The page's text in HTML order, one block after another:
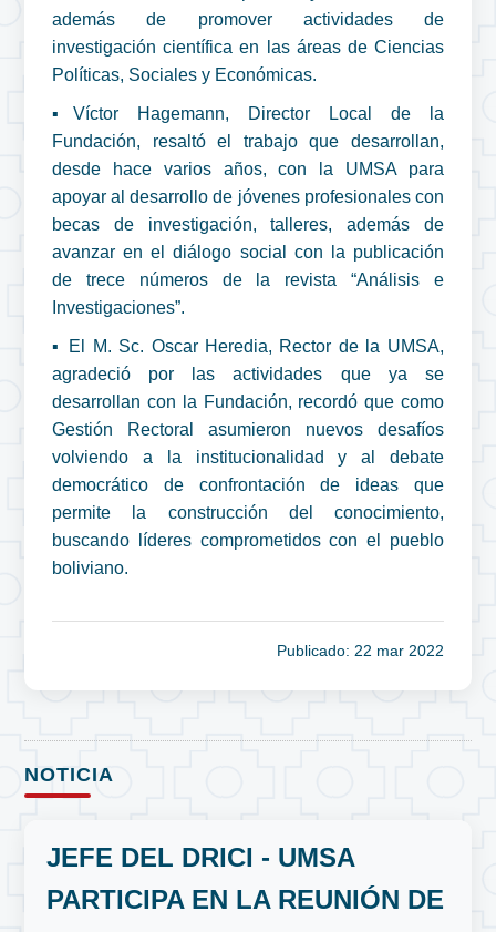
además de promover actividades de
investigación científica en las áreas de Ciencias
Políticas, Sociales y Económicas.
▪️Víctor Hagemann, Director Local de la
Fundación, resaltó el trabajo que desarrollan,
desde hace varios años, con la UMSA para
apoyar al desarrollo de jóvenes profesionales con
becas de investigación, talleres, además de
avanzar en el diálogo social con la publicación
de trece números de la revista “Análisis e
Investigaciones”.
▪️ El M. Sc. Oscar Heredia, Rector de la UMSA,
agradeció por las actividades que ya se
desarrollan con la Fundación, recordó que como
Gestión Rectoral asumieron nuevos desafíos
volviendo a la institucionalidad y al debate
democrático de confrontación de ideas que
permite la construcción del conocimiento,
buscando líderes comprometidos con el pueblo
boliviano.
Publicado: 22 mar 2022
NOTICIA
JEFE DEL DRICI - UMSA
PARTICIPA EN LA REUNIÓN DE